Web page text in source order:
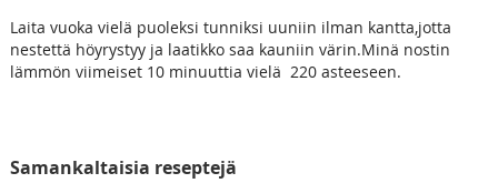
Laita vuoka vielä puoleksi tunniksi uuniin ilman kantta,jotta
nestettä höyrystyy ja laatikko saa kauniin värin.Minä nostin
lämmön viimeiset 10 minuuttia vielä 220 asteeseen.
Samankaltaisia reseptejä